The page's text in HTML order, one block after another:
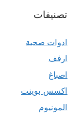
تصنيفات
ادوات صحية
ارفف
اصباغ
اكسس بوينت
المونيوم